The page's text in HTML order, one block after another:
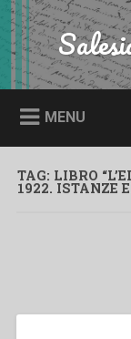
Skip
to
content
Search
MENU
TAG: LIBRO
1922. ISTANZE